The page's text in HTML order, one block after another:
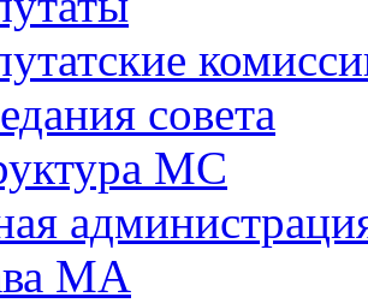
совета
МС
МА